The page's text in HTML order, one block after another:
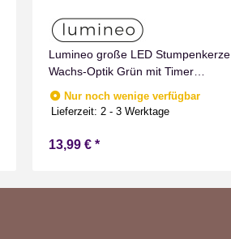
Lumineo große LED Stumpenkerze
Wachs-Optik Grün mit Timer
Flammen Effect für Drinnen
Warmweiß 19 cm hoch
Nur noch wenige verfügbar
Lieferzeit: 2 - 3 Werktage
13,99 € *